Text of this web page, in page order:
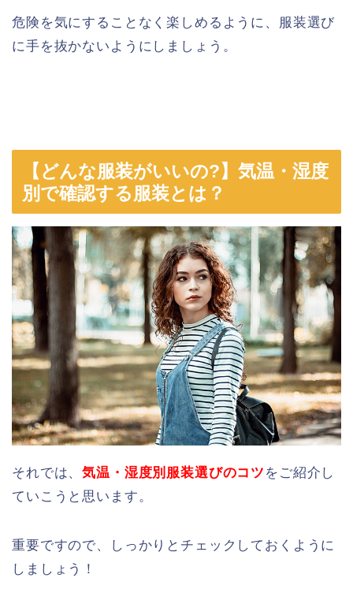
危険を気にすることなく楽しめるように、服装選び
に手を抜かないようにしましょう。
【どんな服装がいいの?】気温・湿度
別で確認する服装とは？
それでは、気温・湿度別服装選びのコツ をご紹介し
ていこうと思います。
重要ですので、しっかりとチェックしておくように
しましょう！